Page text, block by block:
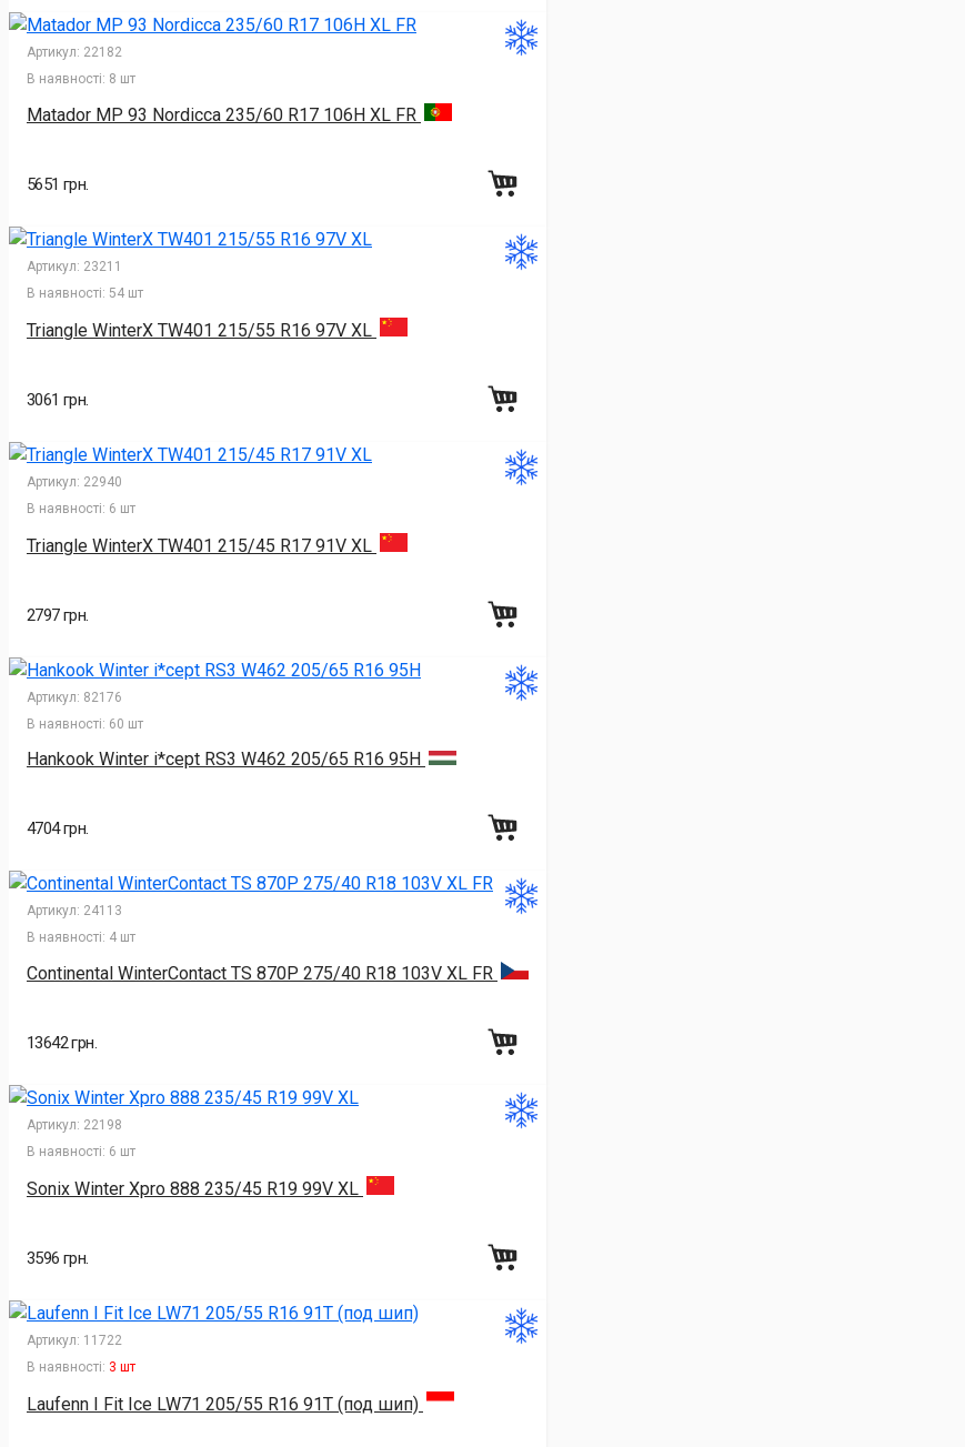
Артикул: 22182
В наявності: 8 шт
Matador MP 93 Nordicca 235/60 R17 106H XL FR
5651 грн.
Артикул: 23211
В наявності: 54 шт
Triangle WinterX TW401 215/55 R16 97V XL
3061 грн.
Артикул: 22940
В наявності: 6 шт
Triangle WinterX TW401 215/45 R17 91V XL
2797 грн.
Артикул: 82176
В наявності: 60 шт
Hankook Winter i*cept RS3 W462 205/65 R16 95H
4704 грн.
Артикул: 24113
В наявності: 4 шт
Continental WinterContact TS 870P 275/40 R18 103V XL FR
13642 грн.
Артикул: 22198
В наявності: 6 шт
Sonix Winter Xpro 888 235/45 R19 99V XL
3596 грн.
Артикул: 11722
В наявності: 3 шт
Laufenn I Fit Ice LW71 205/55 R16 91T (под шип)